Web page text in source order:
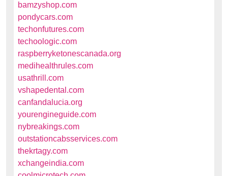
bamzyshop.com
pondycars.com
techonfutures.com
techoologic.com
raspberryketonescanada.org
medihealthrules.com
usathrill.com
vshapedental.com
canfandalucia.org
yourengineguide.com
nybreakings.com
outstationcabsservices.com
thekrtagy.com
xchangeindia.com